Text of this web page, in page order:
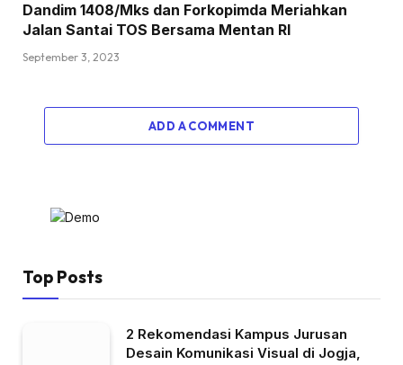
Dandim 1408/Mks dan Forkopimda Meriahkan
Jalan Santai TOS Bersama Mentan RI
September 3, 2023
ADD A COMMENT
Top Posts
2 Rekomendasi Kampus Jurusan
Desain Komunikasi Visual di Jogja,